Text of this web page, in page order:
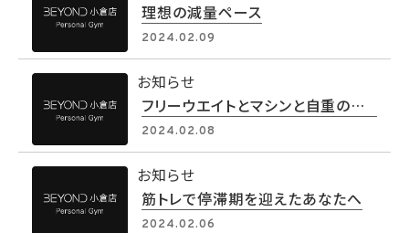
理想の減量ペース
2024.02.09
お知らせ
フリーウエイトとマシンと自重の特徴を理解しよう
2024.02.08
お知らせ
筋トレで停滞期を迎えたあなたへ
2024.02.06